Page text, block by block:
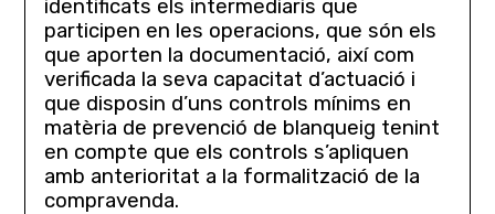
identificats els intermediaris que
participen en les operacions, que són els
que aporten la documentació, així com
verificada la seva capacitat d’actuació i
que disposin d’uns controls mínims en
matèria de prevenció de blanqueig tenint
en compte que els controls s’apliquen
amb anterioritat a la formalització de la
compravenda.